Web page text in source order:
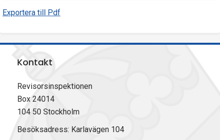
Exportera till Pdf
Kontakt
Revisorsinspektionen
Box 24014
104 50 Stockholm
Besöksadress: Karlavägen 104